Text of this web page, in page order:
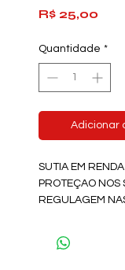
R$ 25,00
Quantidade *
Adicionar
SUTIA EM
PROTEÇAO NOS
REGULAGEM